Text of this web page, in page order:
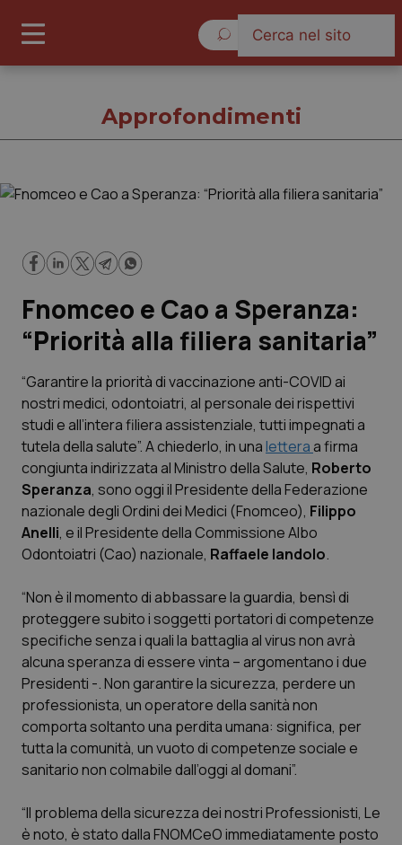
Cronache
Governo e Parlamento
Regioni e Asl
Lavoro e Professioni
Scienza e Farmaci
Studi e Analisi
Lettere al direttore
QS Pro
Professionisti Sanitari.AI
Abruzzo
Basilicata
Calabria
QS Pro Gold
Artrite & artrosi
Asma & BPCO
QS Club Newsletter
Approfondimenti
Fnomceo e Cao a Speranza:
“Priorità alla filiera sanitaria”
“Garantire la priorità di vaccinazione anti-COVID ai
nostri medici, odontoiatri, al personale dei rispettivi
studi e all’intera filiera assistenziale, tutti impegnati a
tutela della salute”. A chiederlo, in unaletteraa firma
congiunta indirizzata al Ministro della Salute, Roberto
Speranza, sono oggi il Presidente della Federazione
nazionale degli Ordini dei Medici (Fnomceo), Filippo
Anelli, e il Presidente della Commissione Albo
Odontoiatri (Cao) nazionale, Raffaele Iandolo.
“Non è il momento di abbassare la guardia, bensì di
proteggere subito i soggetti portatori di competenze
specifiche senza i quali la battaglia al virus non avrà
alcuna speranza di essere vinta – argomentano i due
Presidenti -. Non garantire la sicurezza, perdere un
professionista, un operatore della sanità non
comporta soltanto una perdita umana: significa, per
tutta la comunità, un vuoto di competenze sociale e
sanitario non colmabile dall’oggi al domani”.
“Il problema della sicurezza dei nostri Professionisti, Le
è noto, è stato dalla FNOMCeO immediatamente posto